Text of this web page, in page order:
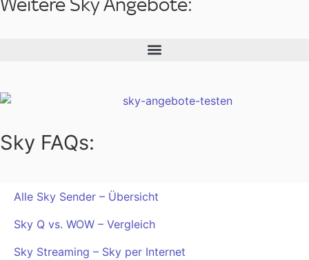
Sky FAQs:
Alle Sky Sender – Übersicht
Sky Q vs. WOW – Vergleich
Sky Streaming – Sky per Internet